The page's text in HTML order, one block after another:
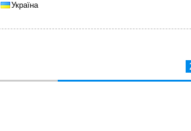
Україна